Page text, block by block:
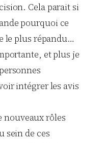
Cela parait si
pourquoi ce
le plus répandu…
et plus je
intégrer les avis
nouveaux rôles
sein de ces